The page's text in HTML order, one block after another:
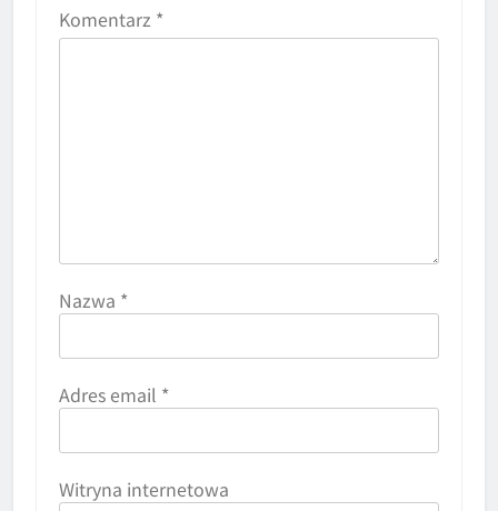
Komentarz *
Nazwa *
Adres email *
Witryna internetowa